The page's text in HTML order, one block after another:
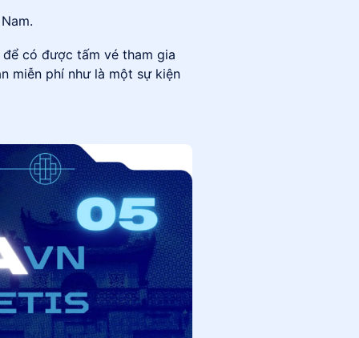
để có được tấm vé tham gia
miễn phí như là một sự kiện